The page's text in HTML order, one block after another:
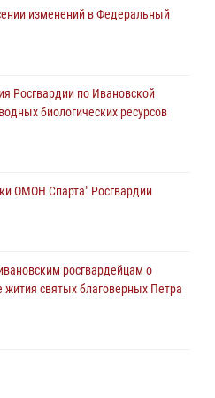
лагеря
в Управлении Росгвардии по
изменений в Федеральный
Росгвардии по Ивановской
биологических ресурсов
ОМОН Спарта" Росгвардии
росгвардейцам о
святых благоверных Петра